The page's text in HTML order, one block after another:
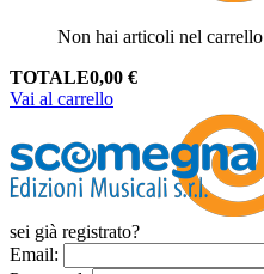
Non hai articoli nel carrello
TOTALE0,00 €
Vai al carrello
sei già registrato?
Email: